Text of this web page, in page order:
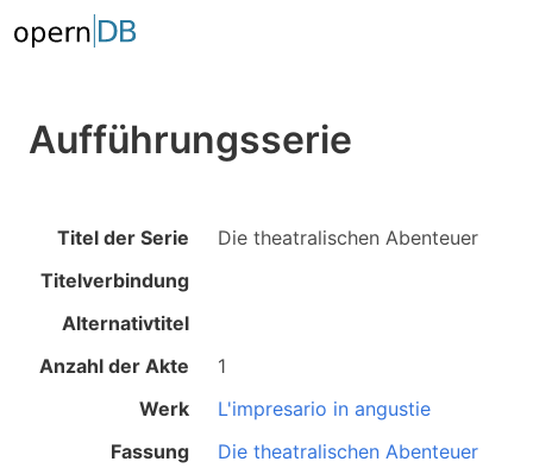
Aufführungsserie
Titel der Serie
Die theatralischen Abenteuer
Titelverbindung
Alternativtitel
Anzahl der Akte
1
Werk
L'impresario in angustie
Fassung
Die theatralischen Abenteuer